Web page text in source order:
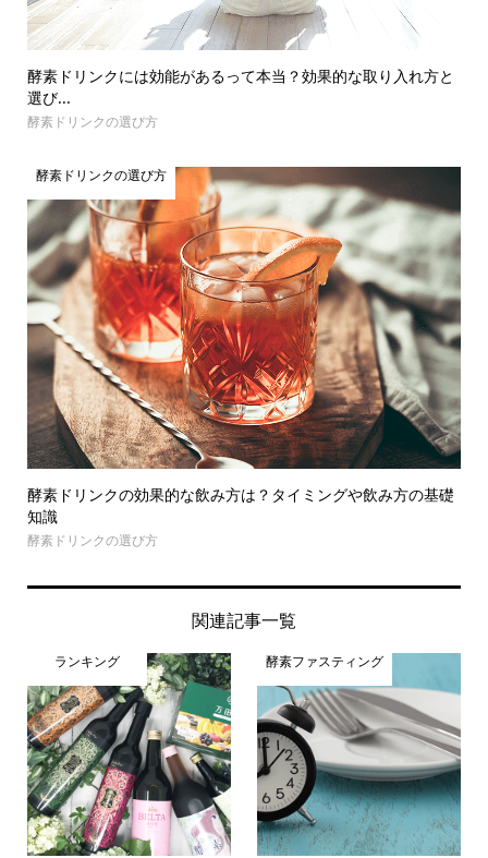
酵素ドリンクには効能があるって本当？効果的な取り入れ方と
選び...
酵素ドリンクの選び方
酵素ドリンクの選び方
酵素ドリンクの効果的な飲み方は？タイミングや飲み方の基礎
知識
酵素ドリンクの選び方
関連記事一覧
ランキング 酵素ファスティング